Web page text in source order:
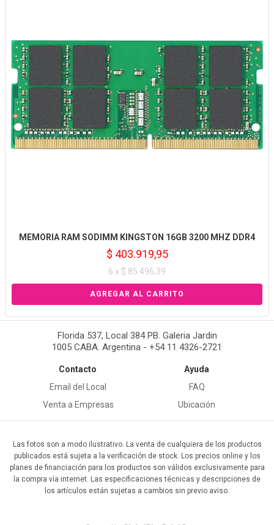
MEMORIA RAM SODIMM KINGSTON 16GB 3200 MHZ DDR4
$ 403.919,95
6 x $ 85.496,39
Florida 537, Local 384 PB. Galeria Jardin
1005 CABA. Argentina - +54 11 4326-2721
Contacto
Email del Local
Venta a Empresas
Ayuda
FAQ
Ubicación
Las fotos son a modo ilustrativo. La venta de cualquiera de los productos
publicados está sujeta a la verificación de stock. Los precios online y los
planes de financiación para los productos son válidos exclusivamente para
la compra vía internet. Las especificaciones técnicas y descripciones de
los artículos están sujetas a cambios sin previo aviso.